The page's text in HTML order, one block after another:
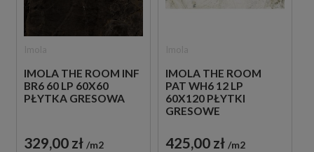
IMOLA THE ROOM INF
BR6 60 LP 60X60
PŁYTKA GRESOWA
329,00 zł m2
IMOLA THE ROOM
PAT WH6 12 LP
60X120 PŁYTKI
GRESOWE
425,00 zł m2